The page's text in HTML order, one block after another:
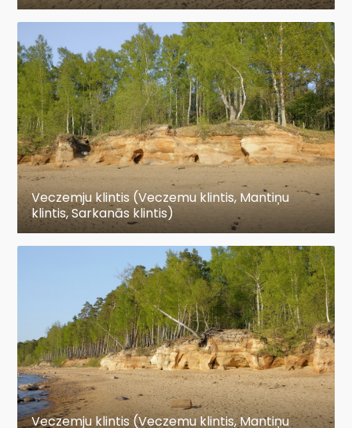
Veczemju klintis (Veczemu klintis, Mantiņu
klintis, Sarkanās klintis)
Veczemju klintis (Veczemu klintis, Mantiņu